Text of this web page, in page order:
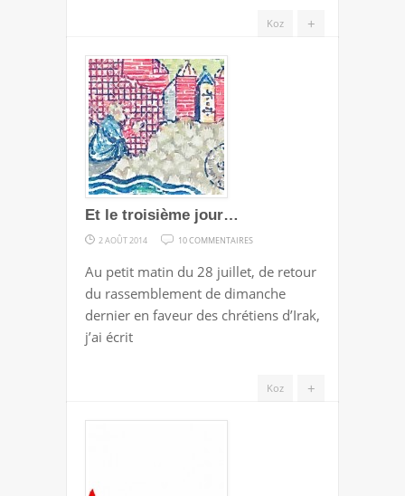
FAIT
+
Koz
Et le troisième jour…
2 AOÛT 2014 10 COMMENTAIRES
LE
TROISIÈME
JOUR…
Au petit matin du 28 juillet, de retour
du rassemblement de dimanche
dernier en faveur des chrétiens d’Irak,
j’ai écrit
+
Koz